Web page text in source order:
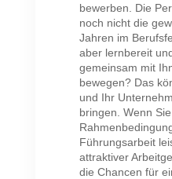
bewerben. Die
noch nicht die
Jahren im
aber lernbereit
gemeinsam mit
bewegen? Das
und Ihr
bringen. Wenn
Führungsarbeit
attraktiver
die Chancen für